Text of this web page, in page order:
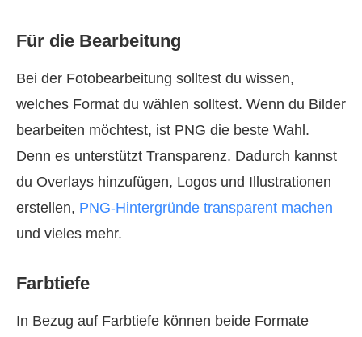
Für die Bearbeitung
Bei der Foto­bearbeitung solltest du wissen,
welches Format du wählen solltest. Wenn du Bilder
bearbeiten möchtest, ist PNG die beste Wahl.
Denn es unterstützt Transparenz. Dadurch kannst
du Overlays hinzufügen, Logos und Illustrationen
erstellen, PNG-Hintergründe transparent machen
und vieles mehr.
Farbtiefe
In Bezug auf Farbtiefe können beide Formate